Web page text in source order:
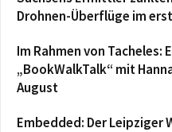
Drohnen-Überflüge im
Im Rahmen von Tacheles:
„BookWalkTalk“ mit
August
Embedded: Der Leipziger